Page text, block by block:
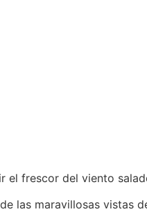
frescor del viento
las maravillosas vistas